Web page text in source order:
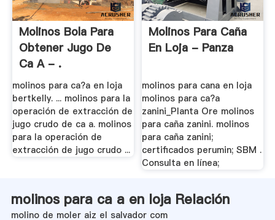
Molinos Bola Para
Obtener Jugo De
Ca A - .
molinos para ca?a en loja
bertkelly. ... molinos para la
operación de extracción de
jugo crudo de ca a. molinos
para la operación de
extracción de jugo crudo ...
Molinos Para Caña
En Loja - Panza
molinos para cana en loja
molinos para ca?a
zanini_Planta Ore molinos
para caña zanini. molinos
para caña zanini;
certificados perumin; SBM .
Consulta en línea;
molinos para ca a en loja Relación
molino de moler aiz el salvador com